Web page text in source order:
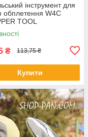
інструмент для
обплетення W4C
TOOL
₴ 113,75 ₴
Купити